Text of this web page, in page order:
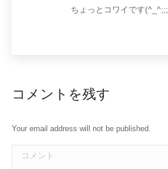
ちょっとコワイです(^_^;;;
コメントを残す
Your email address will not be published.
コメント